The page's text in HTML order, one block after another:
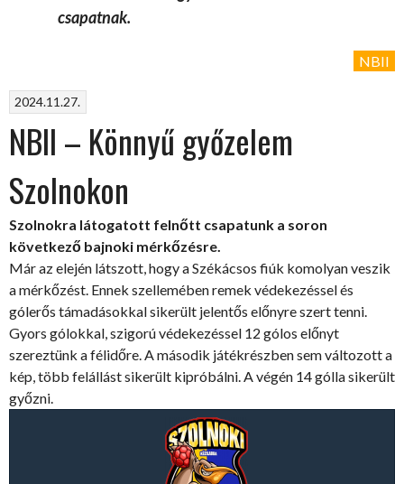
csapatnak.
NBII
2024.11.27.
NBII – Könnyű győzelem
Szolnokon
Szolnokra látogatott felnőtt csapatunk a soron
következő bajnoki mérkőzésre.
Már az elején látszott, hogy a Székácsos fiúk komolyan veszik
a mérkőzést. Ennek szellemében remek védekezéssel és
gólerős támadásokkal sikerült jelentős előnyre szert tenni.
Gyors gólokkal, szigorú védekezéssel 12 gólos előnyt
szereztünk a félidőre. A második játékrészben sem változott a
kép, több felállást sikerült kipróbálni. A végén 14 gólla sikerült
győzni.